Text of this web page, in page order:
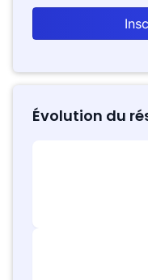
Évolution du